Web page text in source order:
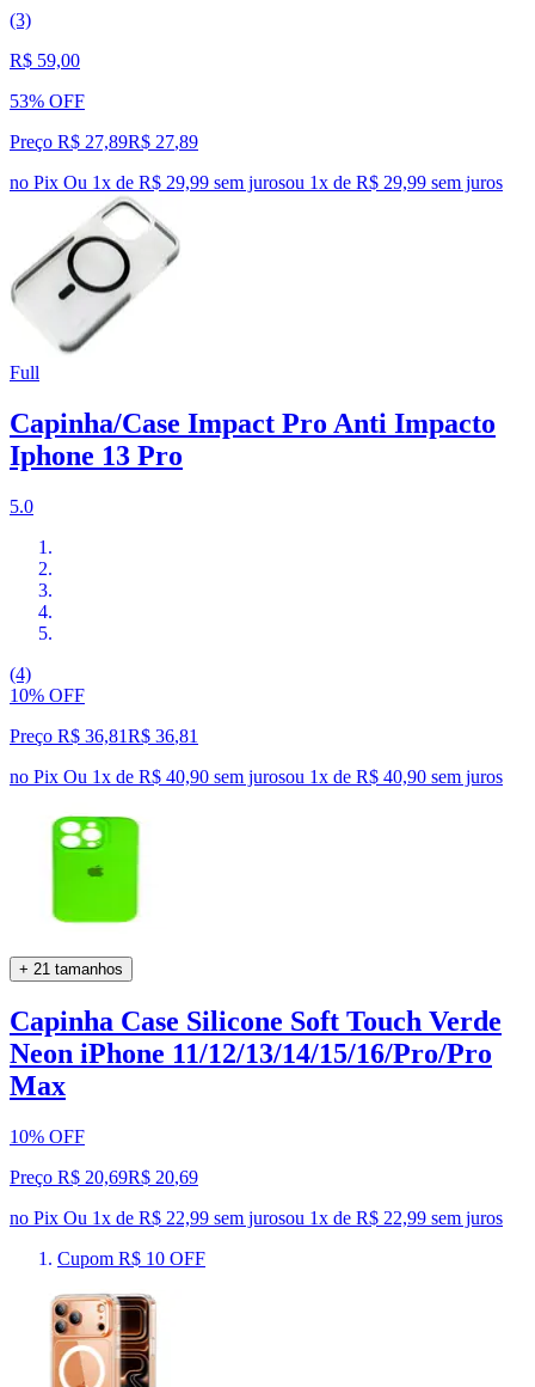
(3)
R$ 59,00
53% OFF
Preço R$ 27,89R$ 27,89
no Pix Ou 1x de R$ 29,99 sem jurosou 1x de R$ 29,99 sem juros
Full
Capinha/Case Impact Pro Anti Impacto
Iphone 13 Pro
5.0
(4)
10% OFF
Preço R$ 36,81R$ 36,81
no Pix Ou 1x de R$ 40,90 sem jurosou 1x de R$ 40,90 sem juros
+ 21 tamanhos
Capinha Case Silicone Soft Touch Verde
Neon iPhone 11/12/13/14/15/16/Pro/Pro
Max
10% OFF
Preço R$ 20,69R$ 20,69
no Pix Ou 1x de R$ 22,99 sem jurosou 1x de R$ 22,99 sem juros
Cupom R$ 10 OFF